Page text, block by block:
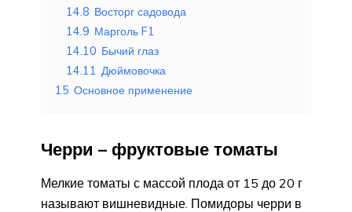
14.8 Восторг садовода
14.9 Марголь F1
14.10 Бычий глаз
14.11 Дюймовочка
15 Основное применение
Черри – фруктовые томаты
Мелкие томаты с массой плода от 15 до 20 г
называют вишневидные. Помидоры черри в